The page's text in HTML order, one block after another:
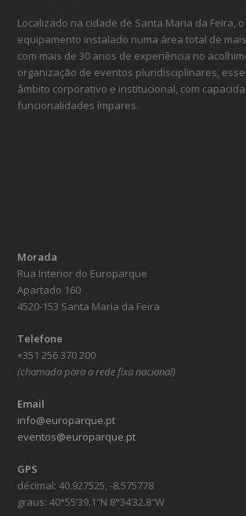
Localizado na cidade de Santa Maria da Feira,
equipamento instalado numa área total de
com mais de 30 anos de experiência no
organização de eventos pluridisciplinares,
âmbito corporativo e institucional, com
funcionalidades ímpares.
Morada
Rua Interior do Europarque
Apartado 160
4520-153 Santa Maria da Feira
Telefone
+351 256 370 200
(chamada para a rede fixa nacional)
Email
info@europarque.pt
eventos@europarque.pt
GPS
décimal: 40.927525, -8.575778
graus: 40°55’39.1″N 8°34’32.8″W